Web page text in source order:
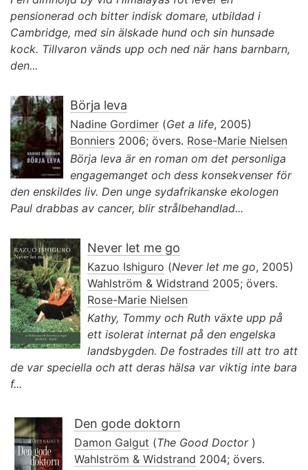
pensionerad och bitter indisk domare, utbildad i
Cambridge, med sin älskade hund och sin hunsade
kock. Tillvaron vänds upp och ned när hans barnbarn,
den...
Börja leva
Nadine Gordimer (Get a life, 2005)
Bonniers 2006; övers. Rose-Marie Nielsen
Börja leva är en roman om det personliga
engagemanget och dess konsekvenser för
den enskildes liv. Den unge sydafrikanske ekologen
Paul drabbas av cancer, blir strålbehandlad...
Never let me go
Kazuo Ishiguro (Never let me go, 2005)
Wahlström & Widstrand 2005; övers.
Rose-Marie Nielsen
Kathy, Tommy och Ruth växte upp på
ett isolerat internat på den engelska
landsbygden. De fostrades till att tro att
de var speciella och att deras hälsa var viktig inte bara
f...
Den gode doktorn
Damon Galgut (The Good Doctor )
Wahlström & Widstrand 2004; övers.